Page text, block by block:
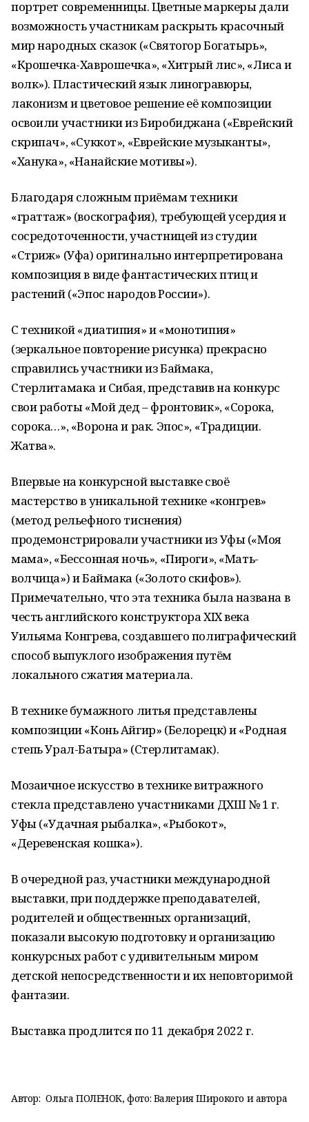
портрет современницы. Цветные маркеры дали
возможность участникам раскрыть красочный
мир народных сказок («Святогор Богатырь»,
«Крошечка-Хаврошечка», «Хитрый лис», «Лиса и
волк»). Пластический язык линогравюры,
лаконизм и цветовое решение её композиции
освоили участники из Биробиджана («Еврейский
скрипач», «Суккот», «Еврейские музыканты»,
«Ханука», «Нанайские мотивы»).
Благодаря сложным приёмам техники
«граттаж» (воскография), требующей усердия и
сосредоточенности, участницей из студии
«Стриж» (Уфа) оригинально интерпретирована
композиция в виде фантастических птиц и
растений («Эпос народов России»).
С техникой «диатипия» и «монотипия»
(зеркальное повторение рисунка) прекрасно
справились участники из Баймака,
Стерлитамака и Сибая, представив на конкурс
свои работы «Мой дед – фронтовик», «Сорока,
сорока…», «Ворона и рак. Эпос», «Традиции.
Жатва».
Впервые на конкурсной выставке своё
мастерство в уникальной технике «конгрев»
(метод рельефного тиснения)
продемонстрировали участники из Уфы («Моя
мама», «Бессонная ночь», «Пироги», «Мать-
волчица») и Баймака («Золото скифов»).
Примечательно, что эта техника была названа в
честь английского конструктора XIX века
Уильяма Конгрева, создавшего полиграфический
способ выпуклого изображения путём
локального сжатия материала.
В технике бумажного литья представлены
композиции «Конь Айгир» (Белорецк) и «Родная
степь Урал-Батыра» (Стерлитамак).
Мозаичное искусство в технике витражного
стекла представлено участниками ДХШ № 1 г.
Уфы («Удачная рыбалка», «Рыбокот»,
«Деревенская кошка»).
В очередной раз, участники международной
выставки, при поддержке преподавателей,
родителей и общественных организаций,
показали высокую подготовку и организацию
конкурсных работ с удивительным миром
детской непосредственности и их неповторимой
фантазии.
Выставка продлится по 11 декабря 2022 г.
Автор: Ольга ПОЛЕНОК, фото: Валерия Широкого и автора